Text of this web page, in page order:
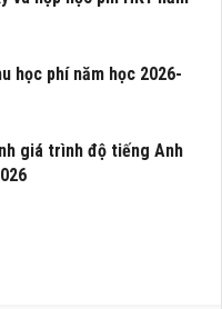
học phí năm học 2026-
giá trình độ tiếng Anh